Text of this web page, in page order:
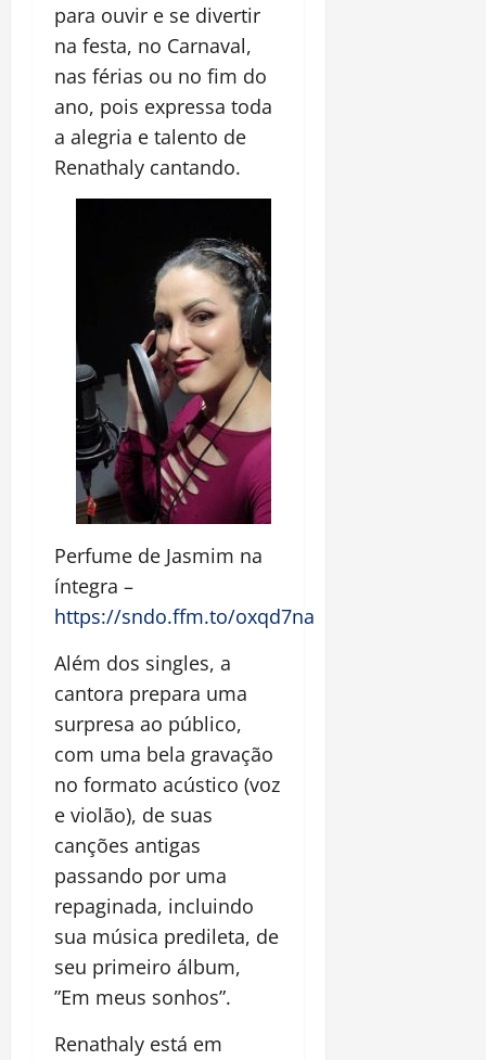
para ouvir e se divertir
na festa, no Carnaval,
nas férias ou no fim do
ano, pois expressa toda
a alegria e talento de
Renathaly cantando.
Perfume de Jasmim na
íntegra –
https://sndo.ffm.to/oxqd7na
Além dos singles, a
cantora prepara uma
surpresa ao público,
com uma bela gravação
no formato acústico (voz
e violão), de suas
canções antigas
passando por uma
repaginada, incluindo
sua música predileta, de
seu primeiro álbum,
”Em meus sonhos”.
Renathaly está em